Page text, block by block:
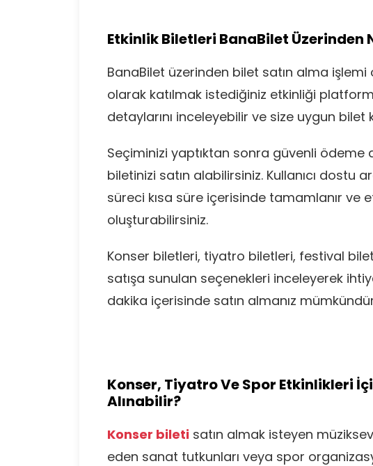
Etkinlik Biletleri BanaBilet Üzerinden
BanaBilet üzerinden bilet satın alma işlemi
olarak katılmak istediğiniz etkinliği
detaylarını inceleyebilir ve size uygun
Seçiminizi yaptıktan sonra güvenli ödeme
biletinizi satın alabilirsiniz. Kullanıcı dostu
süreci kısa süre içerisinde tamamlanır ve
oluşturabilirsiniz.
Konser biletleri, tiyatro biletleri, festival
satışa sunulan seçenekleri inceleyerek
dakika içerisinde satın almanız
Konser, Tiyatro Ve Spor Etkinlikleri
Alınabilir?
Konser bileti satın almak isteyen
eden sanat tutkunları veya spor